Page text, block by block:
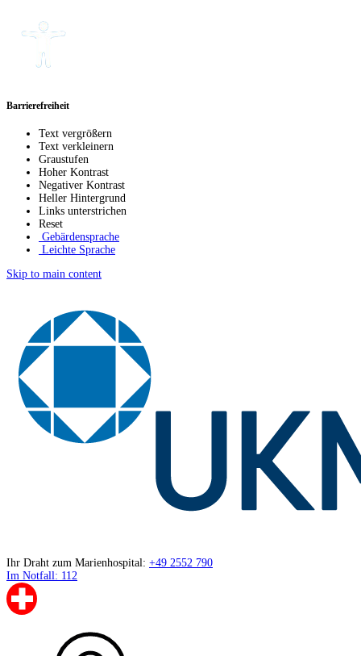
Barrierefreiheit
Text vergrößern
Text verkleinern
Graustufen
Hoher Kontrast
Negativer Kontrast
Heller Hintergrund
Links unterstrichen
Reset
Gebärdensprache
Leichte Sprache
Skip to main content
Ihr Draht zum Marienhospital: +49 2552 790
Im Notfall: 112